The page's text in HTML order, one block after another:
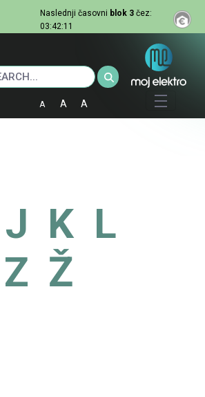
Naslednji časovni blok 3 čez:
03:42:10
A A A
J K L
Z Ž